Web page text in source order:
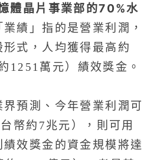
體晶片事業部的70%水
績」指的是營業利潤，
式，人均獲得最高約
1251萬元）績效獎金。
預測、今年營業利潤可
幣約7兆元），則可用
效獎金的資金規模將達